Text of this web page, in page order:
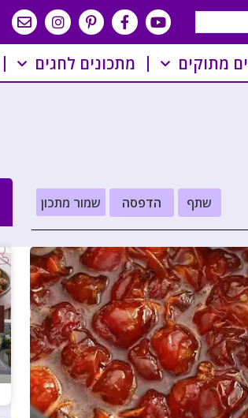
מתוקים מתכונים לחגים
שתף הדפסה שמור מתכון